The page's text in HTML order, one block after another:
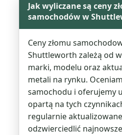
Jak wyliczane są ceny
samochodów w
Ceny złomu
Shuttleworth zależą od
marki, modelu oraz
metali na rynku.
samochodu i oferujemy
opartą na tych
regularnie
odzwierciedlić